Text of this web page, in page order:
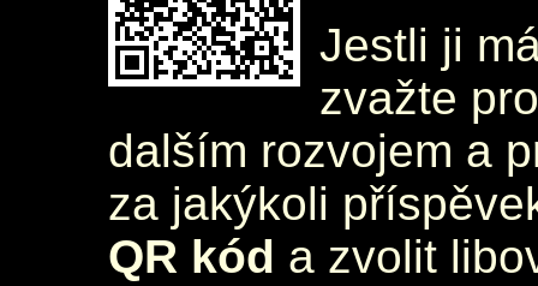
Jestli ji
zvažte
dalším rozvojem a
za jakýkoli
QR kód a zvolit